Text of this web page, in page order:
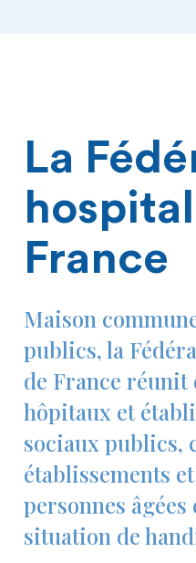
La
France
Maison
publics, la
de France réunit
hôpitaux et
sociaux publics,
établissements
personnes
situation de